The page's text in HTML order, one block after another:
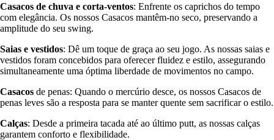
Casacos de chuva e corta-ventos: Enfrente os caprichos do tempo
com elegância. Os nossos Casacos mantêm-no seco, preservando a
amplitude do seu swing.
Saias e vestidos: Dê um toque de graça ao seu jogo. As nossas saias e
vestidos foram concebidos para oferecer fluidez e estilo, assegurando
simultaneamente uma óptima liberdade de movimentos no campo.
Casacos de penas: Quando o mercúrio desce, os nossos Casacos de
penas leves são a resposta para se manter quente sem sacrificar o estilo.
Calças: Desde a primeira tacada até ao último putt, as nossas calças
garantem conforto e flexibilidade.